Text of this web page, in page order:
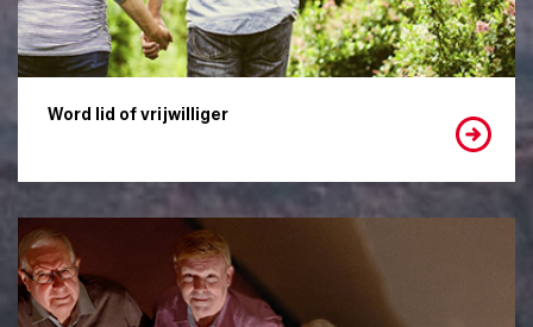
Word lid of vrijwilliger